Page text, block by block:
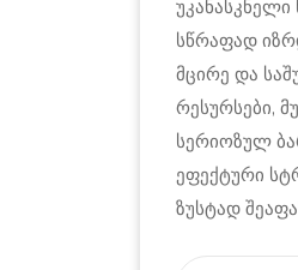
სწრაფად
მცირე და
რესურსები,
სერიოზულ
ეფექტური
ზუსტად